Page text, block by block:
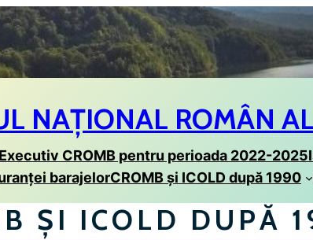
NAȚIONAL ROMÂN
CROMB pentru perioada 2022-2025
barajelorCROMB și ICOLD după 1990
ȘI ICOLD DUPĂ